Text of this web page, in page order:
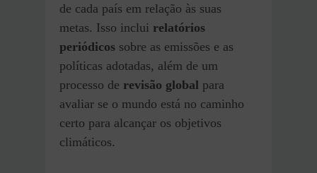
de cada país em relação às suas
metas. Isso inclui relatórios
periódicos sobre as emissões e as
políticas adotadas, além de um
processo de revisão global para
avaliar se o mundo está no caminho
certo para alcançar os objetivos
climáticos.